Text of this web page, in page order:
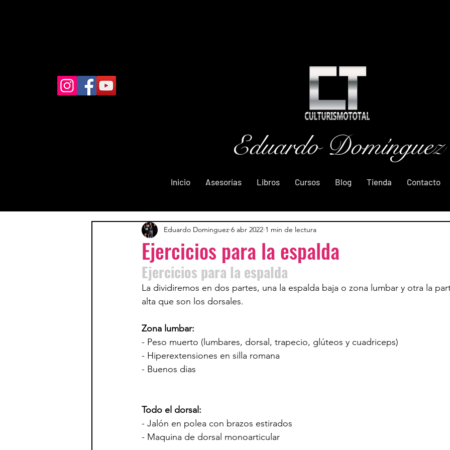
Eduardo Domínguez
Inicio Asesorías Libros Cursos Blog Tienda Contacto
Ejercicios para la espalda
Eduardo Dominguez 6 abr 2022 1 min de lectura
Ejercicios para la espalda
La dividiremos en dos partes, una la espalda baja o zona lumbar y otra la
alta que son los dorsales.
Zona lumbar:
- Peso muerto (lumbares, dorsal, trapecio, glúteos y cuadriceps)
- Hiperextensiones en silla romana
- Buenos dias
Todo el dorsal:
- Jalón en polea con brazos estirados
- Maquina de dorsal monoarticular